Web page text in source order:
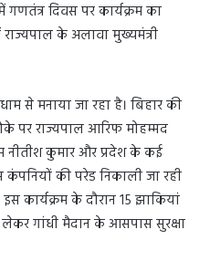
गणतंत्र दिवस पर कार्यक्रम का
के अलावा मुख्यमंत्री
से मनाया जा रहा है। बिहार की
पर राज्यपाल आरिफ मोहम्मद
नीतीश कुमार और प्रदेश के कई
कंपनियों की परेड निकाली जा रही
कार्यक्रम के दौरान 15 झाकियां
गांधी मैदान के आसपास सुरक्षा